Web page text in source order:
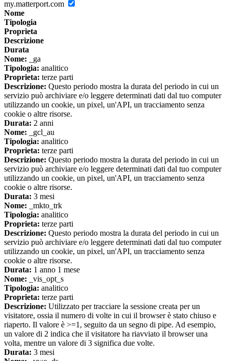
my.matterport.com
Nome
Tipologia
Proprieta
Descrizione
Durata
Nome: _ga
Tipologia: analitico
Proprieta: terze parti
Descrizione: Questo periodo mostra la durata del periodo in cui un
servizio può archiviare e/o leggere determinati dati dal tuo computer
utilizzando un cookie, un pixel, un'API, un tracciamento senza
cookie o altre risorse.
Durata: 2 anni
Nome: _gcl_au
Tipologia: analitico
Proprieta: terze parti
Descrizione: Questo periodo mostra la durata del periodo in cui un
servizio può archiviare e/o leggere determinati dati dal tuo computer
utilizzando un cookie, un pixel, un'API, un tracciamento senza
cookie o altre risorse.
Durata: 3 mesi
Nome: _mkto_trk
Tipologia: analitico
Proprieta: terze parti
Descrizione: Questo periodo mostra la durata del periodo in cui un
servizio può archiviare e/o leggere determinati dati dal tuo computer
utilizzando un cookie, un pixel, un'API, un tracciamento senza
cookie o altre risorse.
Durata: 1 anno 1 mese
Nome: _vis_opt_s
Tipologia: analitico
Proprieta: terze parti
Descrizione: Utilizzato per tracciare la sessione creata per un
visitatore, ossia il numero di volte in cui il browser è stato chiuso e
riaperto. Il valore è >=1, seguito da un segno di pipe. Ad esempio,
un valore di 2 indica che il visitatore ha riavviato il browser una
volta, mentre un valore di 3 significa due volte.
Durata: 3 mesi